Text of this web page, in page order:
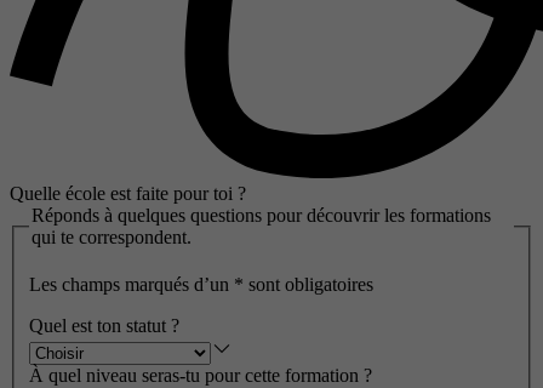
Quelle école est faite pour toi ?
Réponds à quelques questions pour découvrir les formations
qui te correspondent.
Les champs marqués d’un * sont obligatoires
Quel est ton statut ?
À quel niveau seras-tu pour cette formation ?